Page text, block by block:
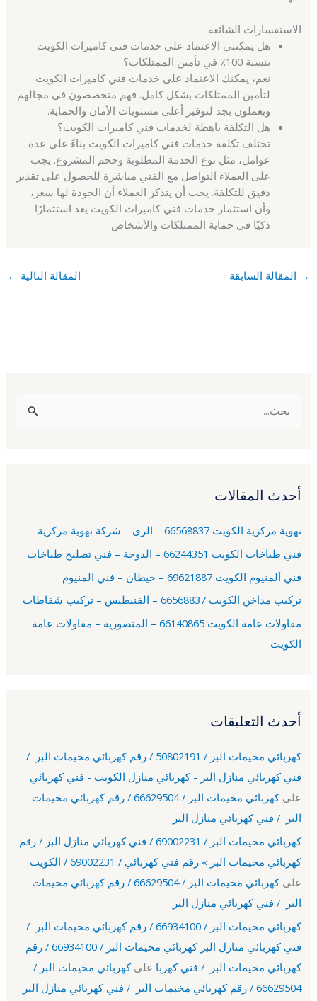
الاستفسارات الشائعة
هل يمكنني الاعتماد على خدمات فني كاميرات الكويت
بنسبة 100٪ في تأمين الممتلكات؟
نعم، يمكنك الاعتماد على خدمات فني كاميرات الكويت
لتأمين الممتلكات بشكل كامل. فهم متخصصون في مجالهم
ويعملون بجد لتوفير أعلى مستويات الأمان والحماية.
هل التكلفة باهظة لخدمات فني كاميرات الكويت؟
تختلف تكلفة خدمات فني كاميرات الكويت بناءً على عدة
عوامل، مثل نوع الخدمة المطلوبة وحجم المشروع. يجب
على العملاء التواصل مع الفني مباشرة للحصول على تقدير
دقيق للتكلفة. يجب أن يتذكر العملاء أن الجودة لها سعر،
وأن استثمار خدمات فني كاميرات الكويت يعد استثمارًا
ذكيًا في حماية الممتلكات والأشخاص.
→ المقالة السابقة المقالة التالية ←
ث
ن
:
أحدث المقالات
تهوية مركزية الكويت 66568837 – الري – شركة تهوية مركزية
فني طباخات الكويت 66244351 – الدوحة – فني تصليح طباخات
فني ألمنيوم الكويت 69621887 – خيطان – فني المنيوم
تركيب مداخن الكويت 66568837 – الفنيطيس – تركيب شفاطات
مقاولات عامة الكويت 66140865 – المنصورية – مقاولات عامة
الكويت
أحدث التعليقات
كهربائي مخيمات البر / 50802191 / رقم كهربائي مخيمات البر /
فني كهربائي منازل البر - كهربائي منازل الكويت - فني كهربائي
على
كهربائي مخيمات البر / 66629504 / رقم كهربائي مخيمات
البر / فني كهربائي منازل البر
كهربائي مخيمات البر / 69002231 / فني كهربائي منازل البر / رقم
كهربائي مخيمات البر » رقم فني كهربائي / 69002231 / الكويت
على
كهربائي مخيمات البر / 66629504 / رقم كهربائي مخيمات
البر / فني كهربائي منازل البر
كهربائي مخيمات البر / 66934100 / رقم كهربائي مخيمات البر /
فني كهربائي منازل البر كهربائي مخيمات البر / 66934100 / رقم
كهربائي مخيمات البر / فني كهربا علىكهربائي مخيمات البر /
66629504 / رقم كهربائي مخيمات البر / فني كهربائي منازل البر